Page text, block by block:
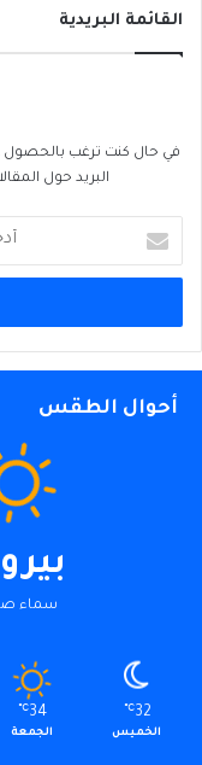
القائمة البريدية
في حال كنت ترغب بالحصول
البريد حول
بريدك
الإلكتروني
أحوال الطقس
سماء
32
℃
الخميس
34
℃
الجمعة